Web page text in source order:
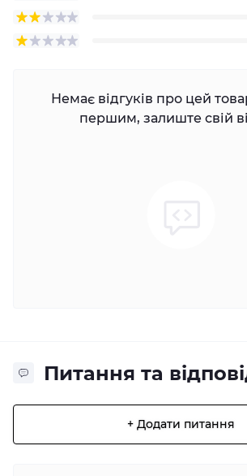
Немає відгуків про цей
першим, залиште свій
Питання та
+ Додати питання